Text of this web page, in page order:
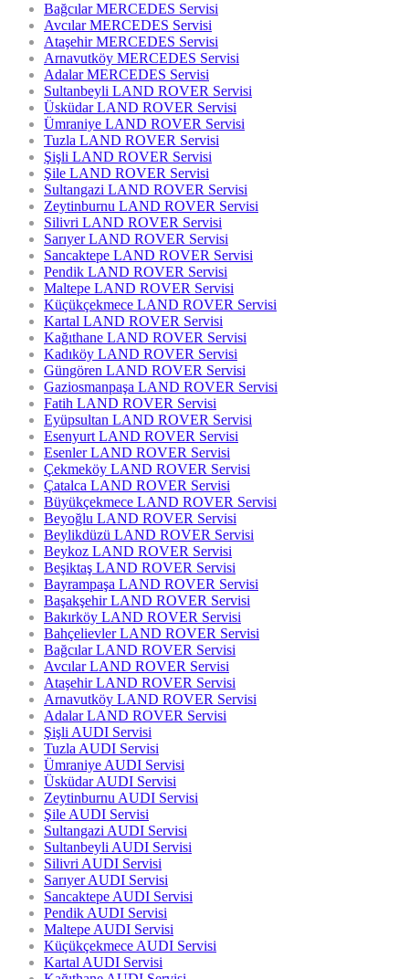
Bağcılar MERCEDES Servisi
Avcılar MERCEDES Servisi
Ataşehir MERCEDES Servisi
Arnavutköy MERCEDES Servisi
Adalar MERCEDES Servisi
Sultanbeyli LAND ROVER Servisi
Üsküdar LAND ROVER Servisi
Ümraniye LAND ROVER Servisi
Tuzla LAND ROVER Servisi
Şişli LAND ROVER Servisi
Şile LAND ROVER Servisi
Sultangazi LAND ROVER Servisi
Zeytinburnu LAND ROVER Servisi
Silivri LAND ROVER Servisi
Sarıyer LAND ROVER Servisi
Sancaktepe LAND ROVER Servisi
Pendik LAND ROVER Servisi
Maltepe LAND ROVER Servisi
Küçükçekmece LAND ROVER Servisi
Kartal LAND ROVER Servisi
Kağıthane LAND ROVER Servisi
Kadıköy LAND ROVER Servisi
Güngören LAND ROVER Servisi
Gaziosmanpaşa LAND ROVER Servisi
Fatih LAND ROVER Servisi
Eyüpsultan LAND ROVER Servisi
Esenyurt LAND ROVER Servisi
Esenler LAND ROVER Servisi
Çekmeköy LAND ROVER Servisi
Çatalca LAND ROVER Servisi
Büyükçekmece LAND ROVER Servisi
Beyoğlu LAND ROVER Servisi
Beylikdüzü LAND ROVER Servisi
Beykoz LAND ROVER Servisi
Beşiktaş LAND ROVER Servisi
Bayrampaşa LAND ROVER Servisi
Başakşehir LAND ROVER Servisi
Bakırköy LAND ROVER Servisi
Bahçelievler LAND ROVER Servisi
Bağcılar LAND ROVER Servisi
Avcılar LAND ROVER Servisi
Ataşehir LAND ROVER Servisi
Arnavutköy LAND ROVER Servisi
Adalar LAND ROVER Servisi
Şişli AUDI Servisi
Tuzla AUDI Servisi
Ümraniye AUDI Servisi
Üsküdar AUDI Servisi
Zeytinburnu AUDI Servisi
Şile AUDI Servisi
Sultangazi AUDI Servisi
Sultanbeyli AUDI Servisi
Silivri AUDI Servisi
Sarıyer AUDI Servisi
Sancaktepe AUDI Servisi
Pendik AUDI Servisi
Maltepe AUDI Servisi
Küçükçekmece AUDI Servisi
Kartal AUDI Servisi